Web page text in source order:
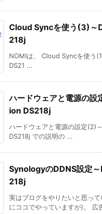
Cloud Syncを使う(3)～
218j
NOMIは、 Cloud Syncを使う
DS21 ...
ハードウェアと電源の
ion DS218j
ハードウェアと電源の設定(2)
DS218j での説明の ...
SynologyのDDNS設定
218j
実はブログをやりたいと思っ
にココでやっていますが)。 広